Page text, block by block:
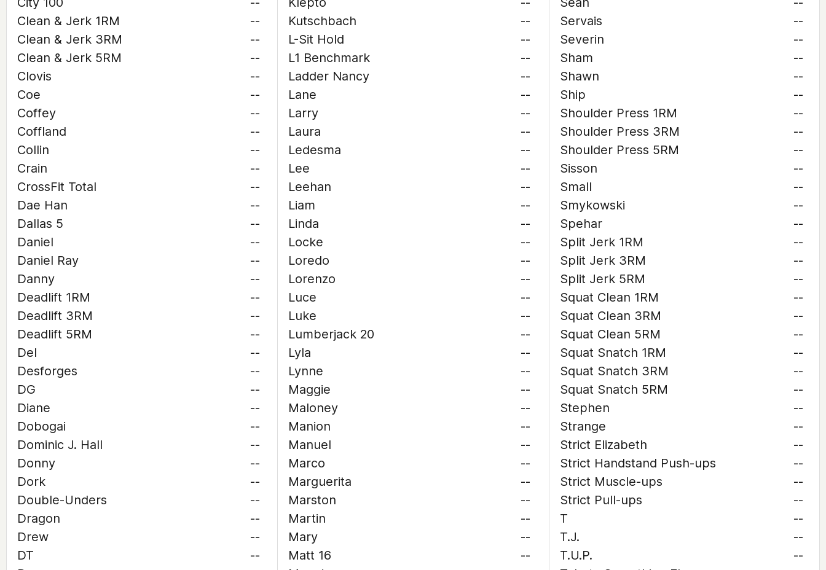
Clean & Jerk 1RM
--
Clean & Jerk 3RM
--
Clean & Jerk 5RM
--
Clovis
--
Coe
--
Coffey
--
Coffland
--
Collin
--
Crain
--
CrossFit Total
--
Dae Han
--
Dallas 5
--
Daniel
--
Daniel Ray
--
Danny
--
Deadlift 1RM
--
Deadlift 3RM
--
Deadlift 5RM
--
Del
--
Desforges
--
DG
--
Diane
--
Dobogai
--
Dominic J. Hall
--
Donny
--
Dork
--
Double-Unders
--
Dragon
--
Drew
--
DT
--
Kutschbach
--
L-Sit Hold
--
L1 Benchmark
--
Ladder Nancy
--
Lane
--
Larry
--
Laura
--
Ledesma
--
Lee
--
Leehan
--
Liam
--
Linda
--
Locke
--
Loredo
--
Lorenzo
--
Luce
--
Luke
--
Lumberjack 20
--
Lyla
--
Lynne
--
Maggie
--
Maloney
--
Manion
--
Manuel
--
Marco
--
Marguerita
--
Marston
--
Martin
--
Mary
--
Matt 16
--
Servais
--
Severin
--
Sham
--
Shawn
--
Ship
--
Shoulder Press 1RM
--
Shoulder Press 3RM
--
Shoulder Press 5RM
--
Sisson
--
Small
--
Smykowski
--
Spehar
--
Split Jerk 1RM
--
Split Jerk 3RM
--
Split Jerk 5RM
--
Squat Clean 1RM
--
Squat Clean 3RM
--
Squat Clean 5RM
--
Squat Snatch 1RM
--
Squat Snatch 3RM
--
Squat Snatch 5RM
--
Stephen
--
Strange
--
Strict Elizabeth
--
Strict Handstand Push-ups
--
Strict Muscle-ups
--
Strict Pull-ups
--
T
--
T.J.
--
T.U.P.
--